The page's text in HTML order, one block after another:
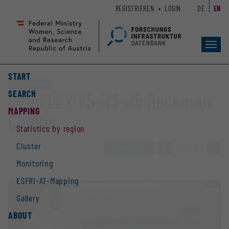
Seiteninhalt
Accesskey
Hauptnavigation
Accesskey
START
SEARCH
MAPPING
Statistics by region
Cluster
Monitoring
ESFRI-AT-Mapping
Gallery
ABOUT
REGISTRIEREN LOGIN DE EN
CytoFLEX V5-R3-B5 Beckman
Coulter